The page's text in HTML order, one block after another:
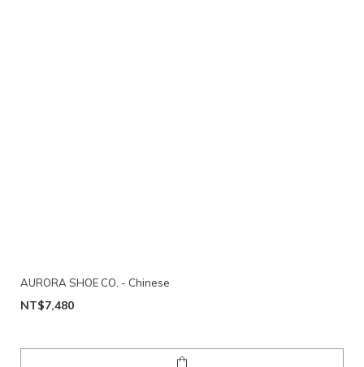
AURORA SHOE CO. - Chinese
NT$7,480